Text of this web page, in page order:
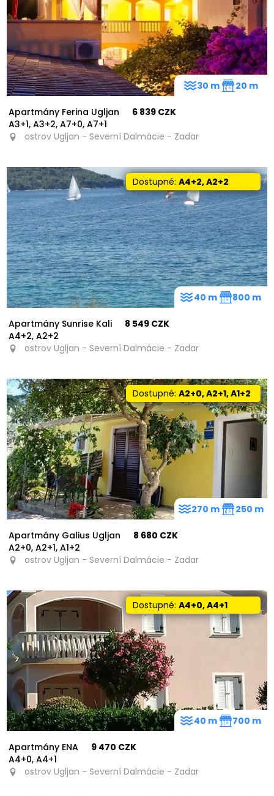
Apartmány Ferina Ugljan
A3+1, A3+2, A7+0, A7+1
6 839 CZK
ostrov Ugljan - Severní Dalmácie - Zadar
30 m 20 m
Dostupné:A4+2, A2+2
Apartmány Sunrise Kali
A4+2, A2+2
8 549 CZK
ostrov Ugljan - Severní Dalmácie - Zadar
40 m 800 m
Dostupné:A2+0, A2+1, A1+2
Apartmány Galius Ugljan
A2+0, A2+1, A1+2
8 680 CZK
ostrov Ugljan - Severní Dalmácie - Zadar
270 m 250 m
Dostupné:A4+0, A4+1
Apartmány ENA
A4+0, A4+1
9 470 CZK
ostrov Ugljan - Severní Dalmácie - Zadar
40 m 700 m